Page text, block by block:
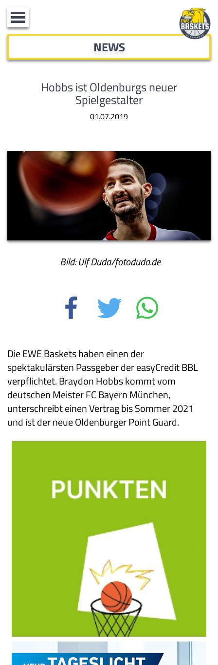
Toggle
navigation
NEWS
Hobbs ist Oldenburgs neuer
Spielgestalter
01.07.2019
Bild: Ulf Duda/fotoduda.de
Die EWE Baskets haben einen der
spektakulärsten Passgeber der easyCredit BBL
verpflichtet. Braydon Hobbs kommt vom
deutschen Meister FC Bayern München,
unterschreibt einen Vertrag bis Sommer 2021
und ist der neue Oldenburger Point Guard.